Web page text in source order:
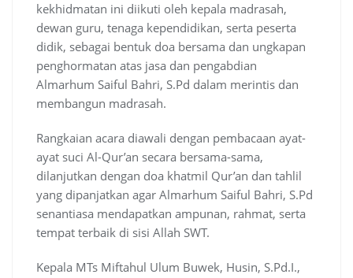
kekhidmatan ini diikuti oleh kepala madrasah,
dewan guru, tenaga kependidikan, serta peserta
didik, sebagai bentuk doa bersama dan ungkapan
penghormatan atas jasa dan pengabdian
Almarhum Saiful Bahri, S.Pd dalam merintis dan
membangun madrasah.
Rangkaian acara diawali dengan pembacaan ayat-
ayat suci Al-Qur’an secara bersama-sama,
dilanjutkan dengan doa khatmil Qur’an dan tahlil
yang dipanjatkan agar Almarhum Saiful Bahri, S.Pd
senantiasa mendapatkan ampunan, rahmat, serta
tempat terbaik di sisi Allah SWT.
Kepala MTs Miftahul Ulum Buwek, Husin, S.Pd.I.,